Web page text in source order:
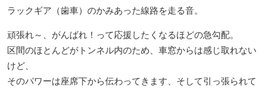
ラックギア（歯車）のかみあった線路を走る音。
頑張れ～、がんばれ！って応援したくなるほどの急勾配。
区間のほとんどがトンネル内のため、車窓からは感じ取れない
けど、
そのパワーは座席下から伝わってきます、そして引っ張られて